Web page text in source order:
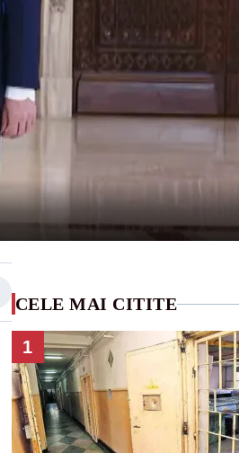
CELE MAI CITITE
1